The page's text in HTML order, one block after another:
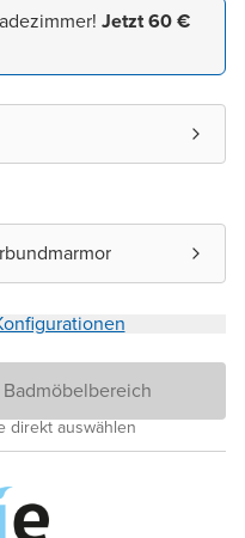
Jetzt 60 €
direkt auswählen